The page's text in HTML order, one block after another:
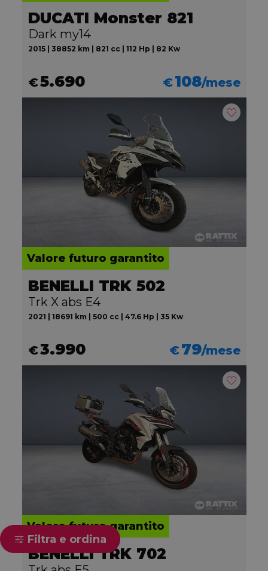
DUCATI Monster 821
Dark my14
2015 | 38852 km | 821 cc | 112 Hp | 82 Kw
€5.690 €108/mese
Valore futuro garantito
BENELLI TRK 502
Trk X abs E4
2021 | 18691 km | 500 cc | 47.6 Hp | 35 Kw
€3.990 €79/mese
Valore futuro garantito
BENELLI TRK 702
Filtra e ordina